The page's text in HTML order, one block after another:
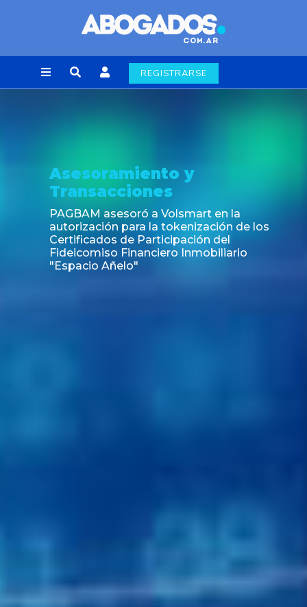
REGISTRARSE
Asesoramiento y
Transacciones
PAGBAM asesoró a Volsmart en la
autorización para la tokenización de los
Certificados de Participación del
Fideicomiso Financiero Inmobiliario
"Espacio Añelo"